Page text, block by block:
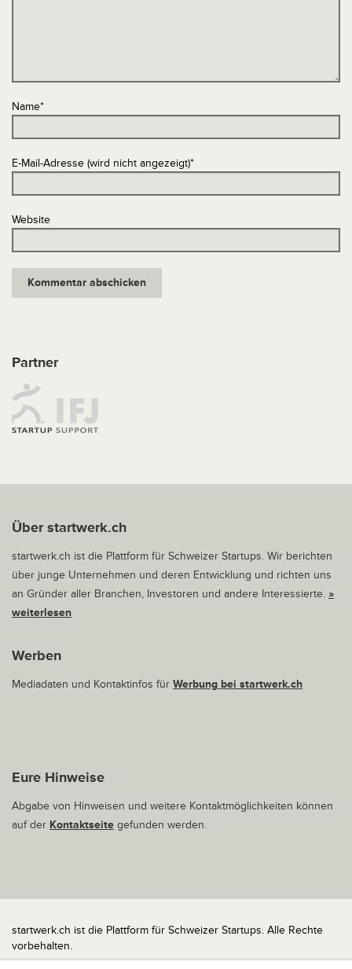
Name*
E-Mail-Adresse (wird nicht angezeigt)*
Website
Partner
Über startwerk.ch
startwerk.ch ist die Plattform für Schweizer Startups. Wir berichten
über junge Unternehmen und deren Entwicklung und richten uns
an Gründer aller Branchen, Investoren und andere Interessierte. »
weiterlesen
Werben
Mediadaten und Kontaktinfos für Werbung bei startwerk.ch
Eure Hinweise
Abgabe von Hinweisen und weitere Kontaktmöglichkeiten können
auf der Kontaktseite gefunden werden.
startwerk.ch ist die Plattform für Schweizer Startups. Alle Rechte
vorbehalten.